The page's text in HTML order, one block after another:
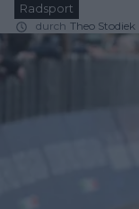
Radsport
durch Theo Stodiek